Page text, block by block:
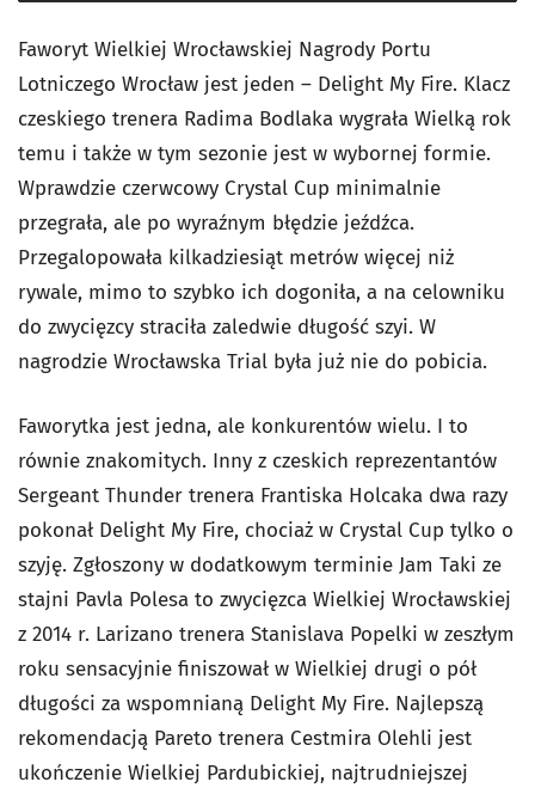
Faworyt Wielkiej Wrocławskiej Nagrody Portu
Lotniczego Wrocław jest jeden – Delight My Fire. Klacz
czeskiego trenera Radima Bodlaka wygrała Wielką rok
temu i także w tym sezonie jest w wybornej formie.
Wprawdzie czerwcowy Crystal Cup minimalnie
przegrała, ale po wyraźnym błędzie jeźdźca.
Przegalopowała kilkadziesiąt metrów więcej niż
rywale, mimo to szybko ich dogoniła, a na celowniku
do zwycięzcy straciła zaledwie długość szyi. W
nagrodzie Wrocławska Trial była już nie do pobicia.
Faworytka jest jedna, ale konkurentów wielu. I to
równie znakomitych. Inny z czeskich reprezentantów
Sergeant Thunder trenera Frantiska Holcaka dwa razy
pokonał Delight My Fire, chociaż w Crystal Cup tylko o
szyję. Zgłoszony w dodatkowym terminie Jam Taki ze
stajni Pavla Polesa to zwycięzca Wielkiej Wrocławskiej
z 2014 r. Larizano trenera Stanislava Popelki w zeszłym
roku sensacyjnie finiszował w Wielkiej drugi o pół
długości za wspomnianą Delight My Fire. Najlepszą
rekomendacją Pareto trenera Cestmira Olehli jest
ukończenie Wielkiej Pardubickiej, najtrudniejszej